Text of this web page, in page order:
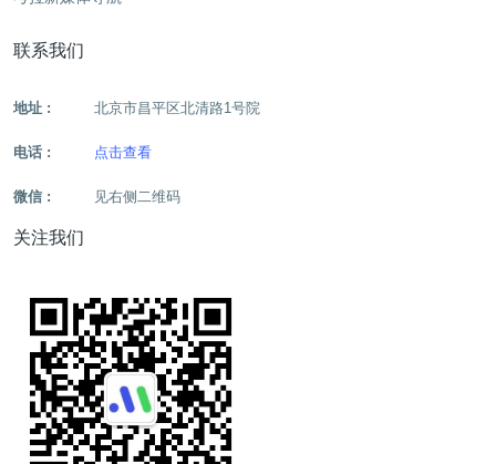
联系我们
地址 : 北京市昌平区北清路1号院
电话 : 点击查看
微信 : 见右侧二维码
关注我们